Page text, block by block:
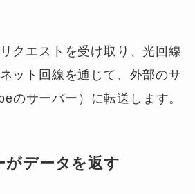
クエストを受け取り、光回線
ット回線を通じて、外部のサ
のサーバー）に転送します。
がデータを返す